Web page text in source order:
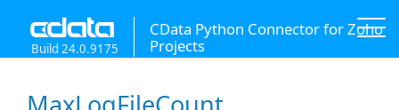
CData Python Connector for Zoho
Projects
Build 24.0.9175